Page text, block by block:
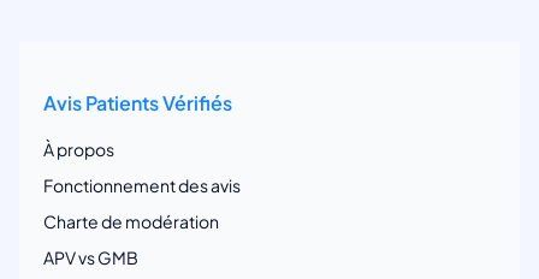
Avis Patients Vérifiés
À propos
Fonctionnement des avis
Charte de modération
APV vs GMB